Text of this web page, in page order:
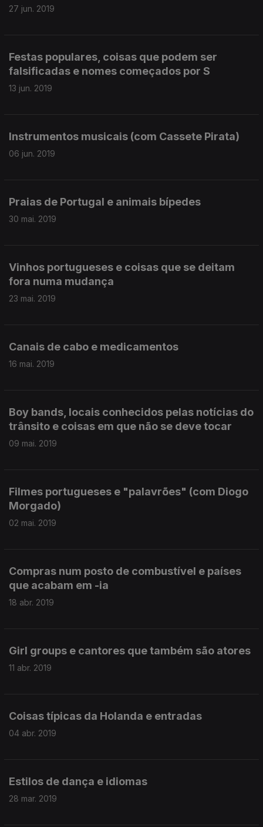
27 jun. 2019
Festas populares, coisas que podem ser
falsificadas e nomes começados por S
13 jun. 2019
Instrumentos musicais (com Cassete Pirata)
06 jun. 2019
Praias de Portugal e animais bípedes
30 mai. 2019
Vinhos portugueses e coisas que se deitam
fora numa mudança
23 mai. 2019
Canais de cabo e medicamentos
16 mai. 2019
Boy bands, locais conhecidos pelas notícias do
trânsito e coisas em que não se deve tocar
09 mai. 2019
Filmes portugueses e "palavrões" (com Diogo
Morgado)
02 mai. 2019
Compras num posto de combustível e países
que acabam em -ia
18 abr. 2019
Girl groups e cantores que também são atores
11 abr. 2019
Coisas típicas da Holanda e entradas
04 abr. 2019
Estilos de dança e idiomas
28 mar. 2019